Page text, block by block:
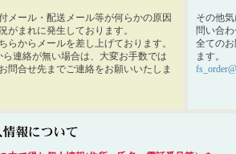
メール・配送メール等が何らかの原因
がまれに発生しております。
らからメールを差し上げております。
連絡が無い場合は、大変お手数では
問合せ先までご連絡をお願いいたしま
その他
問い合わ
全ての
ます。